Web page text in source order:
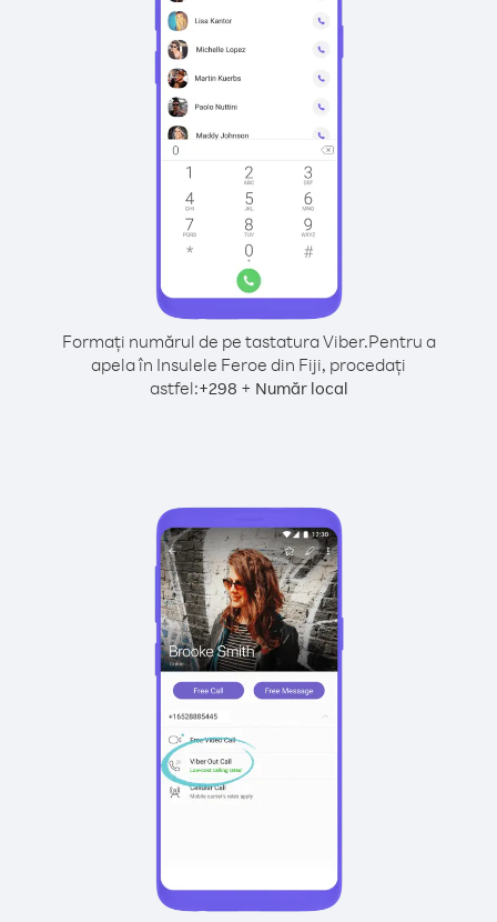
Formați numărul de pe tastatura Viber.Pentru a
apela în Insulele Feroe din Fiji, procedați
astfel:+298 + Număr local